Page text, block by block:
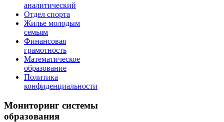
аналитический
Отдел спорта
Жилье молодым
семьям
Финансовая
грамотность
Математическое
образование
Политика
конфиденциальности
Мониторинг системы
образования